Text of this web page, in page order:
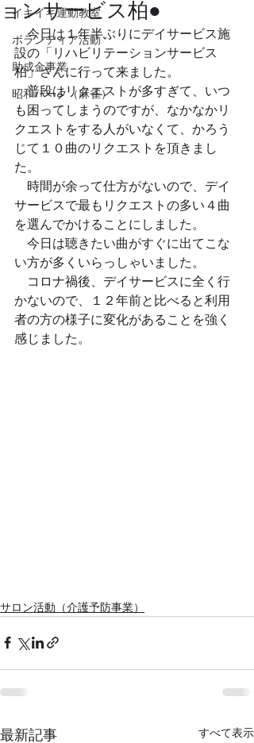
イキイキ運動教室
ボランティア活動
助成金事業
昭和パーク（麻雀）
ョンサービス柏●
今日は１年半ぶりにデイサービス施
設の「リハビリテーションサービス
柏」さんに行って来ました。
普段はリクエストが多すぎて、いつ
も困ってしまうのですが、なかなかリ
クエストをする人がいなくて、かろう
じて１０曲のリクエストを頂きまし
た。
時間が余って仕方がないので、デイ
サービスで最もリクエストの多い４曲
を選んでかけることにしました。
今日は聴きたい曲がすぐに出てこな
い方が多くいらっしゃいました。
コロナ禍後、デイサービスに全く行
かないので、１２年前と比べると利用
者の方の様子に変化があることを強く
感じました。
サロン活動（介護予防事業）
最新記事 すべて表示